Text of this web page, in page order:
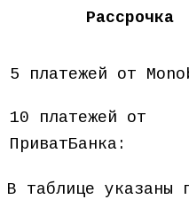
Рассрочка
5 платежей от
10 платежей от
ПриватБанка:
В таблице указаны